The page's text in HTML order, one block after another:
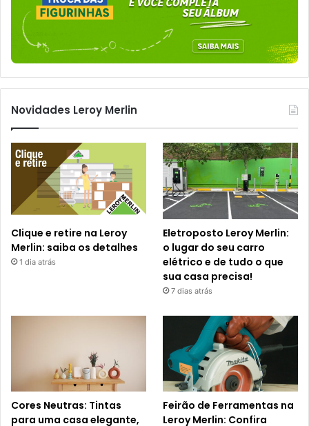
Novidades Leroy Merlin
Clique e retire na Leroy
Merlin: saiba os detalhes
1 dia atrás
Eletroposto Leroy Merlin:
o lugar do seu carro
elétrico e de tudo o que
sua casa precisa!
7 dias atrás
Cores Neutras: Tintas
para uma casa elegante,
Feirão de Ferramentas na
Leroy Merlin: Confira